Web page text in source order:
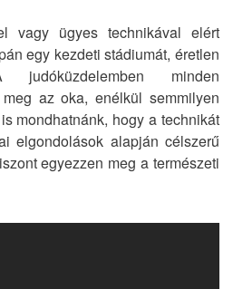
vagy ügyes technikával elért
egy kezdeti stádiumát, éretlen
minden
az oka, enélkül semmilyen
mondhatnánk, hogy a technikát
elgondolások alapján célszerű
egyezzen meg a természeti